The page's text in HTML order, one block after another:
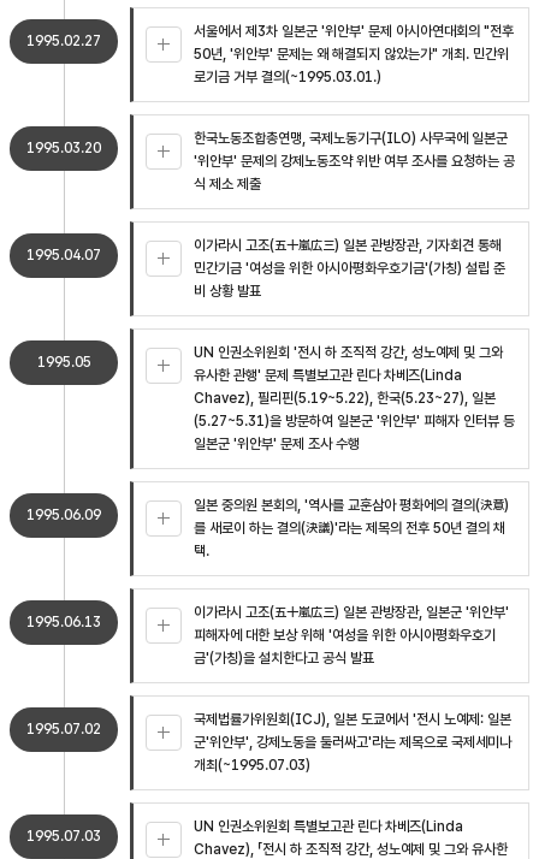
1995.02.27
서울에서 제3차 일본군 '위안부' 문제 아시아연대회의 "전후
50년, '위안부' 문제는 왜 해결되지 않았는가" 개최. 민간위
로기금 거부 결의(~1995.03.01.)
1995.03.20
한국노동조합총연맹, 국제노동기구(ILO) 사무국에 일본군
'위안부' 문제의 강제노동조약 위반 여부 조사를 요청하는 공
식 제소 제출
1995.04.07
이가라시 고조(五十嵐広三) 일본 관방장관, 기자회견 통해
민간기금 '여성을 위한 아시아평화우호기금'(가칭) 설립 준
비 상황 발표
1995.05
UN 인권소위원회 '전시 하 조직적 강간, 성노예제 및 그와
유사한 관행' 문제 특별보고관 린다 차베즈(Linda
Chavez), 필리핀(5.19~5.22), 한국(5.23~27), 일본
(5.27~5.31)을 방문하여 일본군 '위안부' 피해자 인터뷰 등
일본군 '위안부' 문제 조사 수행
1995.06.09
일본 중의원 본회의, '역사를 교훈삼아 평화에의 결의(決意)
를 새로이 하는 결의(決議)'라는 제목의 전후 50년 결의 채
택.
1995.06.13
이가라시 고조(五十嵐広三) 일본 관방장관, 일본군 '위안부'
피해자에 대한 보상 위해 '여성을 위한 아시아평화우호기
금'(가칭)을 설치한다고 공식 발표
1995.07.02
국제법률가위원회(ICJ), 일본 도쿄에서 '전시 노예제: 일본
군'위안부', 강제노동을 둘러싸고'라는 제목으로 국제세미나
개최(~1995.07.03)
1995.07.03
UN 인권소위원회 특별보고관 린다 차베즈(Linda
Chavez), 「전시 하 조직적 강간, 성노예제 및 그와 유사한